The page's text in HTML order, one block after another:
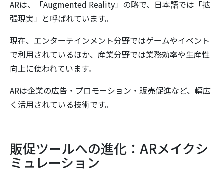
ARは、「Augmented Reality」の略で、日本語では「拡
張現実」と呼ばれています。
現在、エンターテインメント分野ではゲームやイベント
で利用されているほか、産業分野では業務効率や生産性
向上に使われています。
ARは企業の広告・プロモーション・販売促進など、幅広
く活用されている技術です。
販促ツールへの進化：ARメイクシ
ミュレーション